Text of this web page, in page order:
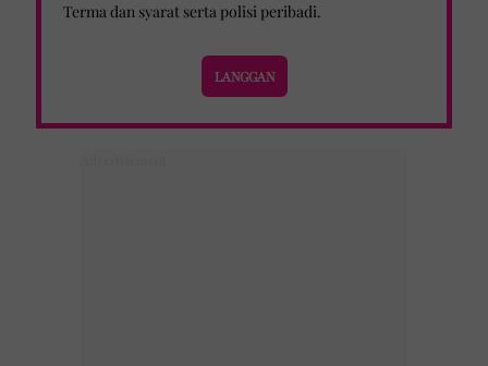
Terma dan syarat serta polisi peribadi.